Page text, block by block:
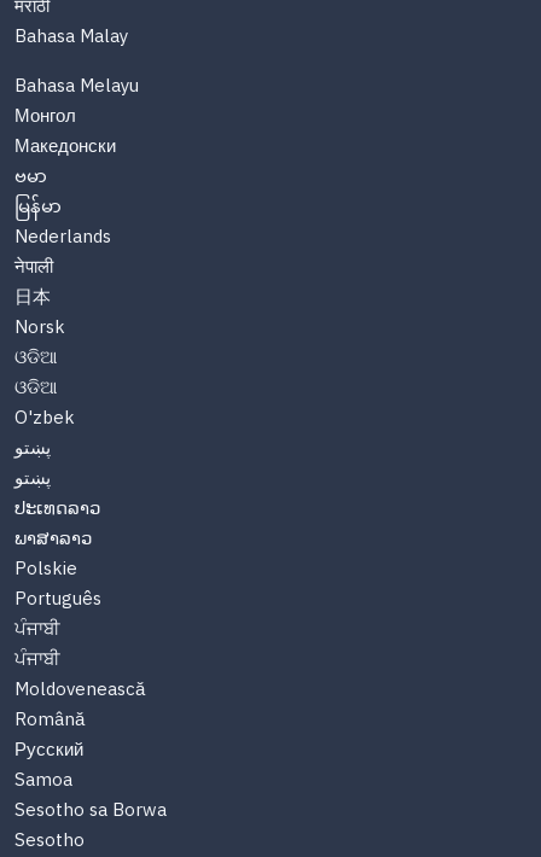
मराठी
Bahasa Malay
Bahasa Melayu
Монгол
Македонски
ဗမာ
မြန်မာ
Nederlands
नेपाली
日本
Norsk
ଓଡିଆ
ଓଡିଆ
O'zbek
پښتو
پښتو
ປະເທດລາວ
ພາສາລາວ
Polskie
Português
ਪੰਜਾਬੀ
ਪੰਜਾਬੀ
Moldovenească
Română
Русский
Samoa
Sesotho sa Borwa
Sesotho